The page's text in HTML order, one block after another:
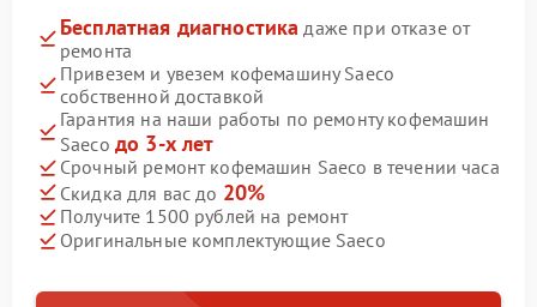
Бесплатная диагностика даже при отказе от
ремонта
Привезем и увезем кофемашину Saeco
собственной доставкой
Гарантия на наши работы по ремонту кофемашин
Saeco до 3-х лет
Срочный ремонт кофемашин Saeco в течении часа
Скидка для вас до 20%
Получите 1500 рублей на ремонт
Оригинальные комплектующие Saeco